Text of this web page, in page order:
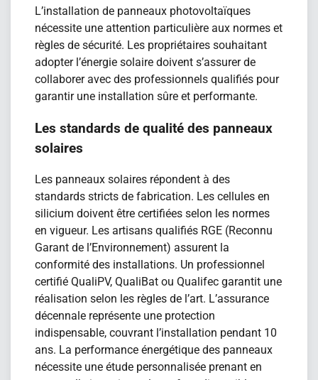
L’installation de panneaux photovoltaïques
nécessite une attention particulière aux normes et
règles de sécurité. Les propriétaires souhaitant
adopter l’énergie solaire doivent s’assurer de
collaborer avec des professionnels qualifiés pour
garantir une installation sûre et performante.
Les standards de qualité des panneaux
solaires
Les panneaux solaires répondent à des
standards stricts de fabrication. Les cellules en
silicium doivent être certifiées selon les normes
en vigueur. Les artisans qualifiés RGE (Reconnu
Garant de l’Environnement) assurent la
conformité des installations. Un professionnel
certifié QualiPV, QualiBat ou Qualifec garantit une
réalisation selon les règles de l’art. L’assurance
décennale représente une protection
indispensable, couvrant l’installation pendant 10
ans. La performance énergétique des panneaux
nécessite une étude personnalisée prenant en